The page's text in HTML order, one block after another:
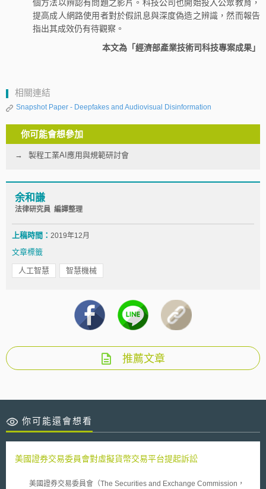
個方法以辨認有問題之影片。科技公司也開始投入公眾教育，
提高成人網路使用者對於假訊息與深度偽造之辨識，然而報告
指出其成效仍有待觀察。
本文為「經濟部產業技術司科技專案成果」
相關連結
Snapshot Paper - Deepfakes and Audiovisual Disinformation
你可能會想參加
製程工業AI應用與規範研討會
余和謙
法律研究員 編譯整理
上稿時間： 2019年12月
文章標籤
人工智慧 智慧機械
推薦文章
你可能還會想看
美國證券交易委員會對虛擬貨幣交易平台提起訴訟
美國證券交易委員會（The Securities and Exchange Commission，